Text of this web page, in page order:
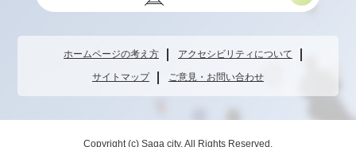
ホームページの考え方 アクセシビリティについて
サイトマップ ご意見・お問い合わせ
Copyright (c) Saga city. All Rights Reserved.